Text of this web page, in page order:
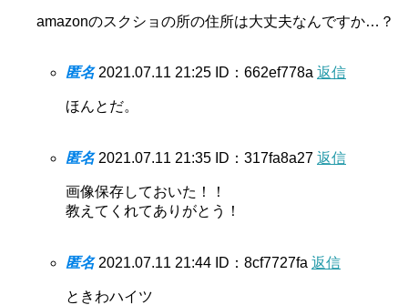
amazonのスクショの所の住所は大丈夫なんですか…？
匿名 2021.07.11 21:25 ID：662ef778a 返信
ほんとだ。
匿名 2021.07.11 21:35 ID：317fa8a27 返信
画像保存しておいた！！
教えてくれてありがとう！
匿名 2021.07.11 21:44 ID：8cf7727fa 返信
ときわハイツ